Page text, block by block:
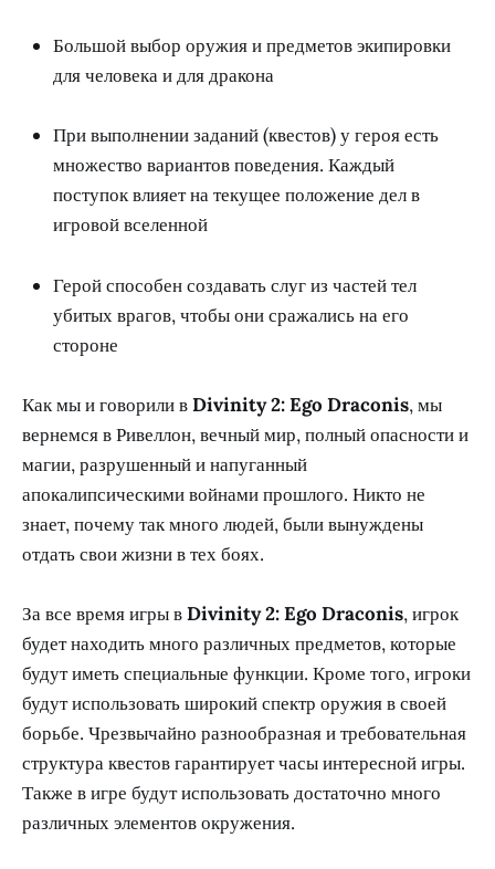
Большой выбор оружия и предметов экипировки
для человека и для дракона
При выполнении заданий (квестов) у героя есть
множество вариантов поведения. Каждый
поступок влияет на текущее положение дел в
игровой вселенной
Герой способен создавать слуг из частей тел
убитых врагов, чтобы они сражались на его
стороне
Как мы и говорили вDivinity 2: Ego Draconis, мы
вернемся в Ривеллон, вечный мир, полный опасности и
магии, разрушенный и напуганный
апокалипсическими войнами прошлого. Никто не
знает, почему так много людей, были вынуждены
отдать свои жизни в тех боях.
За все время игры вDivinity 2: Ego Draconis, игрок
будет находить много различных предметов, которые
будут иметь специальные функции. Кроме того, игроки
будут использовать широкий спектр оружия в своей
борьбе. Чрезвычайно разнообразная и требовательная
структура квестов гарантирует часы интересной игры.
Также в игре будут использовать достаточно много
различных элементов окружения.